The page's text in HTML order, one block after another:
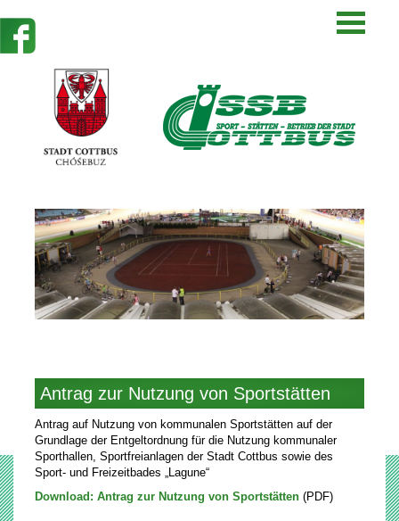
Antrag zur Nutzung von Sportstätten
Antrag auf Nutzung von kommunalen Sportstätten auf der
Grundlage der Entgeltordnung für die Nutzung kommunaler
Sporthallen, Sportfreianlagen der Stadt Cottbus sowie des
Sport- und Freizeitbades „Lagune“
Download: Antrag zur Nutzung von Sportstätten (PDF)